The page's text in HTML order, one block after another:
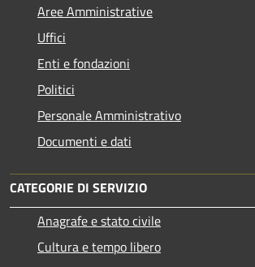
Aree Amministrative
Uffici
Enti e fondazioni
Politici
Personale Amministrativo
Documenti e dati
CATEGORIE DI SERVIZIO
Anagrafe e stato civile
Cultura e tempo libero